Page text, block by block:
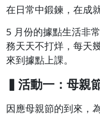
在日常中鍛鍊，在成
5 月份的據點生活非
務天天不打烊，每天
來到據點上課。
▍活動一：母親
因應母親節的到來，